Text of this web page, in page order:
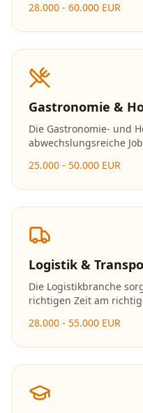
Karrieremöglichkeiten
28.000 - 60.000 EUR
Gastronomie &
Die Gastronomie- und
abwechslungsreiche
Hotelmanagement –
25.000 - 50.000 EUR
Logistik &
Die Logistikbranche
richtigen Zeit am
Logistikfachkräften
28.000 - 55.000 EUR